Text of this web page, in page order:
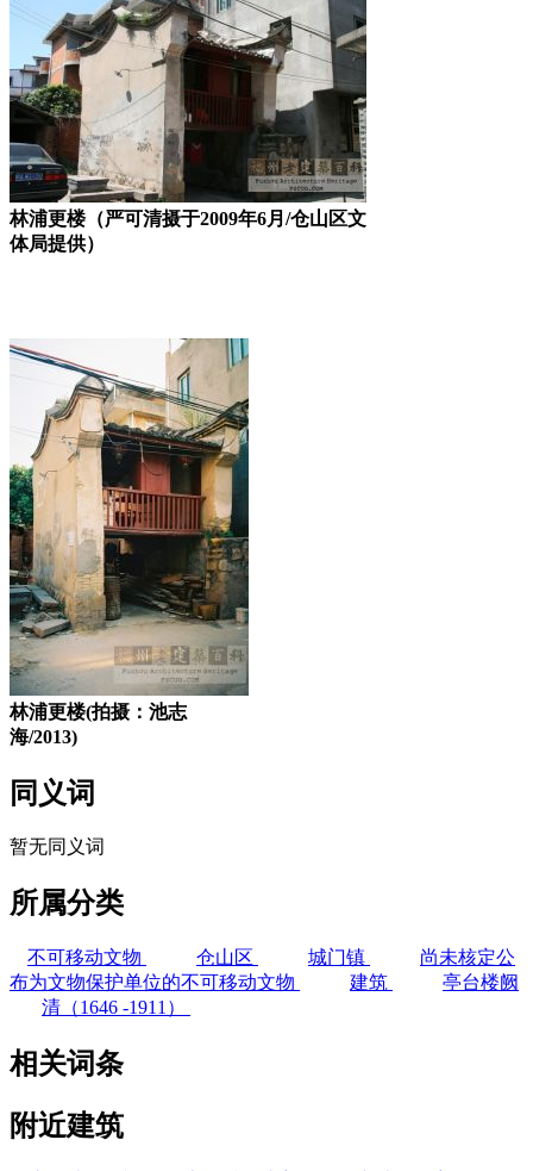
林浦更楼（严可清摄于2009年6月/仓山区文
体局提供）
林浦更楼(拍摄：池志
海/2013)
同义词
暂无同义词
所属分类
不可移动文物 仓山区 城门镇
尚未核定公
布为文物保护单位的不可移动文物
建筑
亭台楼阙
清（1646 -1911）
相关词条
附近建筑